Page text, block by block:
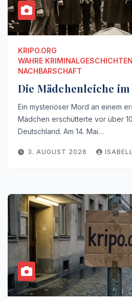
KRIPO.ORG
WAHRE
NACHBARSCHAFT
Die Mädchenleiche im
Ein mysteriöser Mord an einem
Mädchen erschütterte vor über
Deutschland. Am 14. Mai…
3. AUGUST 2026